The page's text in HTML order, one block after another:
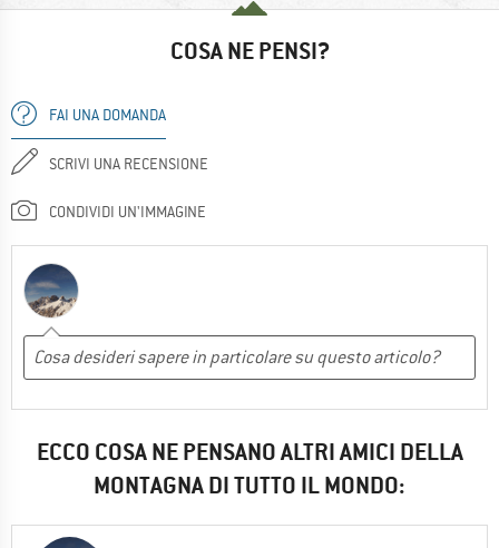
COSA NE PENSI?
FAI UNA DOMANDA
SCRIVI UNA RECENSIONE
CONDIVIDI UN'IMMAGINE
ECCO COSA NE PENSANO ALTRI AMICI DELLA
MONTAGNA DI TUTTO IL MONDO: